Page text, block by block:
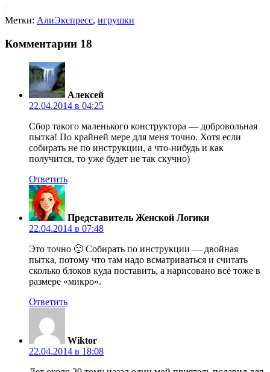
Метки: АлиЭкспресс, игрушки
Комментарии 18
Алексей
22.04.2014 в 04:25
Сбор такого маленького конструктора — добровольная
пытка! По крайней мере для меня точно. Хотя если
собирать не по инструкции, а что-нибудь и как
получится, то уже будет не так скучно)
Ответить
Представитель Женской Логики
22.04.2014 в 07:48
Это точно 🙂 Собирать по инструкции — двойная
пытка, потому что там надо всматриваться и считать
сколько блоков куда поставить, а нарисовано всё тоже в
размере «микро».
Ответить
Wiktor
22.04.2014 в 18:08